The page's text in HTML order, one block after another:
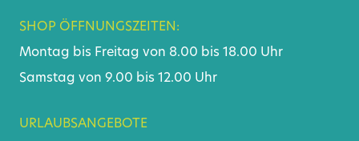
SHOP ÖFFNUNGSZEITEN:
Montag bis Freitag von 8.00 bis 18.00 Uhr
Samstag von 9.00 bis 12.00 Uhr
URLAUBSANGEBOTE